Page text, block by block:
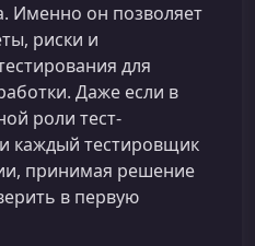
Именно он позволяет
риски и
для
Даже если в
роли тест-
каждый тестировщик
принимая решение
в первую